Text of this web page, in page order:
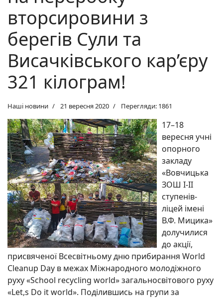
вторсировини з
берегів Сули та
Висачківського кар’єру
321 кілограм!
Наші новини 21 вересня 2020 Перегляди: 1861
17–18
вересня учні
опорного
закладу
«Вовчицька
ЗОШ І-ІІ
ступенів-
ліцей імені
В.Ф. Мицика»
долучилися
до акції,
присвяченої Всесвітньому дню прибирання World
Cleanup Day в межах Міжнародного молодіжного
руху «School recycling world» загальносвітового руху
«Let,s Do it world». Поділившись на групи за